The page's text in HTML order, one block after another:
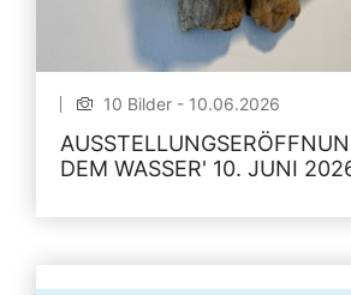
10 Bilder - 10.06.2026
DEM WASSER' 10. JUNI